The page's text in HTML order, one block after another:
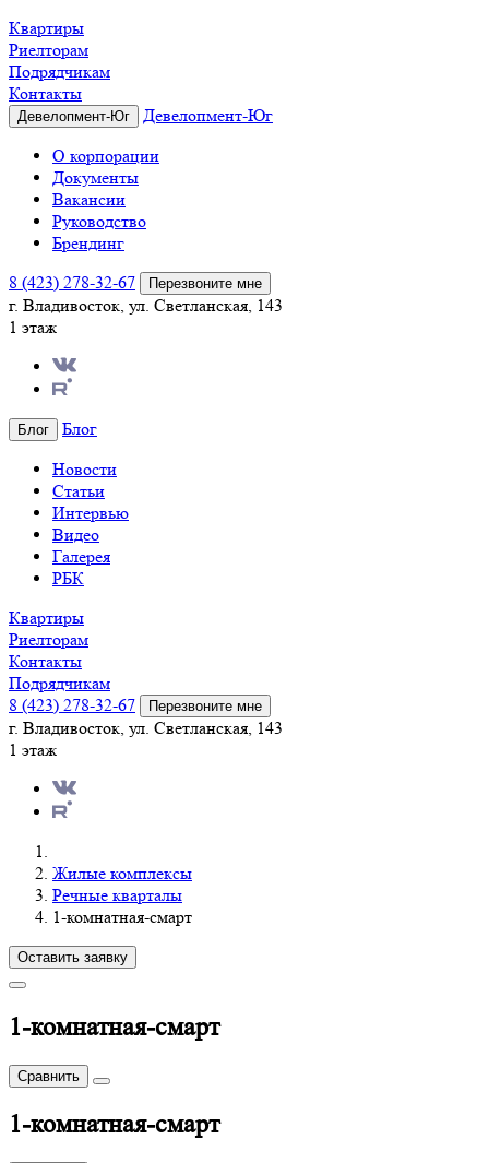
Квартиры
Риелторам
Подрядчикам
Контакты
Девелопмент-Юг
Девелопмент-Юг
О корпорации
Документы
Вакансии
Руководство
Брендинг
8 (423) 278-32-67
Перезвоните мне
г. Владивосток, ул. Светланская, 143
1 этаж
Блог
Блог
Новости
Статьи
Интервью
Видео
Галерея
РБК
Квартиры
Риелторам
Контакты
Подрядчикам
8 (423) 278-32-67
Перезвоните мне
г. Владивосток, ул. Светланская, 143
1 этаж
Жилые комплексы
Речные кварталы
1-комнатная-смарт
Оставить заявку
1-комнатная-смарт
Сравнить
1-комнатная-смарт